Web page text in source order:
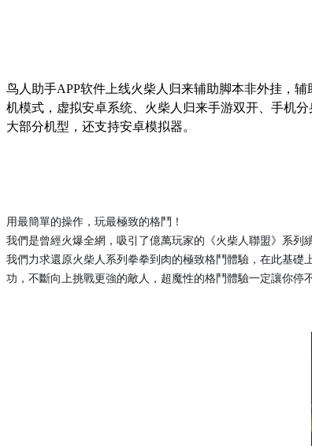
鸟人助手APP软件上线火柴人归来辅助脚本非外挂，
机模式，虚拟安卓系统、火柴人归来手游双开、手机
大部分机型，还支持安卓模拟器。
用最簡單的操作，玩最極致的格鬥！
我們是曾經火爆全網，吸引了億萬玩家的《火柴人聯盟》系列
我們力求還原火柴人系列拳拳到肉的極致格鬥體驗，在此基礎
功，不斷向上挑戰更強的敵人，超魔性的格鬥體驗一定讓你